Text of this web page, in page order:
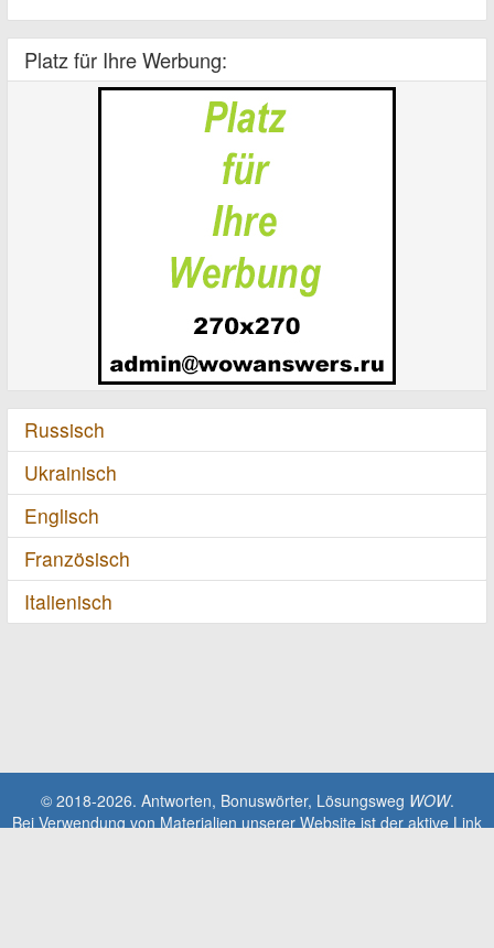
Platz für Ihre Werbung:
Russisch
Ukrainisch
Englisch
Französisch
Italienisch
© 2018-2026. Antworten, Bonuswörter, Lösungsweg WOW.
Bei Verwendung von Materialien unserer Website ist der aktive Link